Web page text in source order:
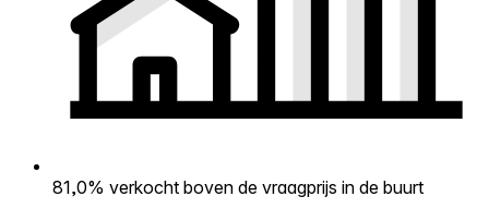
81,0% verkocht boven de vraagprijs in de buurt